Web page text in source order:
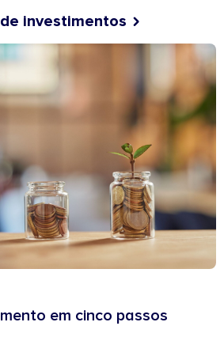
investimentos
em cinco passos